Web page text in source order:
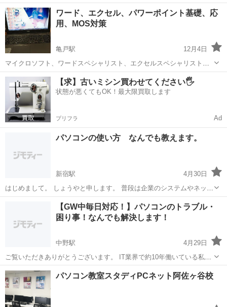
使えるとやっと評価される時代です。 パソコンの文字うちも怪しい…
何て方でも大丈夫です。 SEの私がパソコンの使い方や基礎からマクロ
まで教えることができます。 ...
東京 渋谷区 上野駅 Windows総合 文字
ワード、エクセル、パワーポイント基礎、応
用、MOS対策
亀戸駅
12月4日
マイクロソフト、ワードスペシャリスト、エクセルスペシャリスト、
エクセルエキスパートpart1、part2 パワーポイントスペシャリスト、
マイクロソフトマスターの資格を持っています。レベルに応じてご指
導させて頂きます。30分...
東京 江東区 亀戸駅 Windows総合
【求】古いミシン買わせてください🖐️
状態が悪くてもOK！最大限買取します
プリフラ Ad
パソコンの使い方 なんでも教えます。
新宿駅
4月30日
はじめまして。 しょうやと申します。 普段は企業のシステムやネット
ワーク全般を担当しているエンジニアです。 パソコンに関することで
したら、なんでも承ります。 例： > パソコンをインターネットにつな
いで...
新宿駅 Windows総合
【GW中毎日対応！】パソコンのトラブル・
困り事！なんでも解決します！
中野駅
4月29日
ご覧いただきありがとうございます。 IT業界で約10年働いている私
が、皆さんのお困りごとをなんでも解決いたします！ ・パソコンを使
ってみようと思ったら動かない ・やりたいことはあるけど、やり方が
わからない ...
東京 中野区 Windows総合
パソコン教室スタディPCネット阿佐ヶ谷校